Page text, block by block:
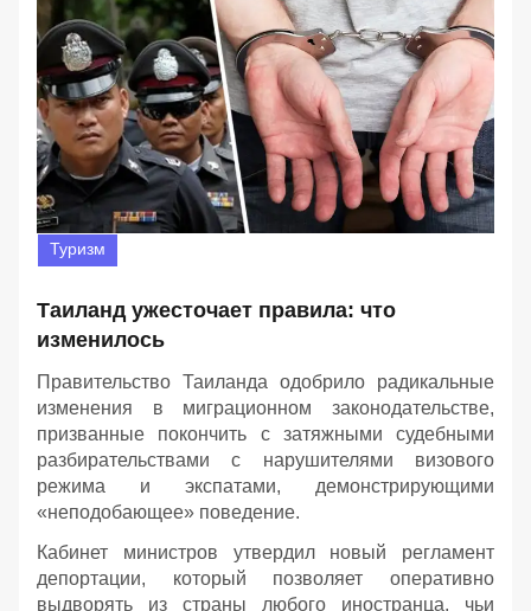
Туризм
Таиланд ужесточает правила: что
изменилось
Правительство Таиланда одобрило радикальные
изменения в миграционном законодательстве,
призванные покончить с затяжными судебными
разбирательствами с нарушителями визового
режима и экспатами, демонстрирующими
«неподобающее» поведение.
Кабинет министров утвердил новый регламент
депортации, который позволяет оперативно
выдворять из страны любого иностранца, чьи